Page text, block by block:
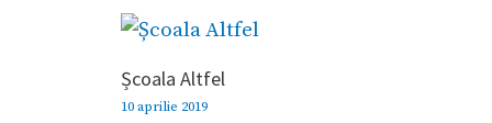
Școala Altfel
10 aprilie 2019